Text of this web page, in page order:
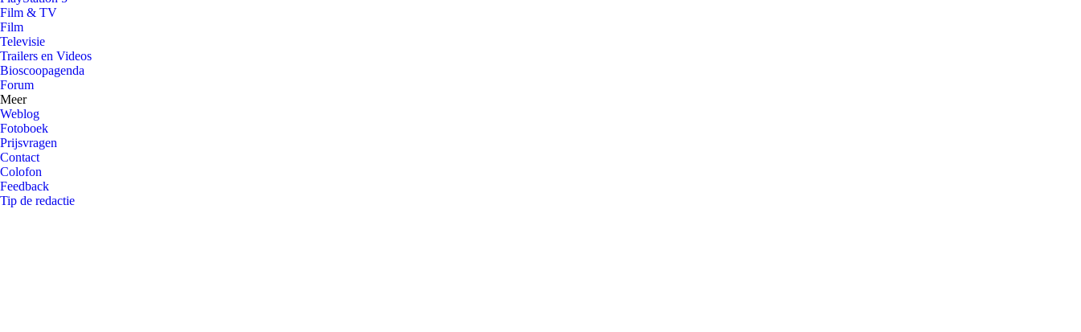
Film & TV
Film
Televisie
Trailers en Videos
Bioscoopagenda
Forum
Meer
Weblog
Fotoboek
Prijsvragen
Contact
Colofon
Feedback
Tip de redactie